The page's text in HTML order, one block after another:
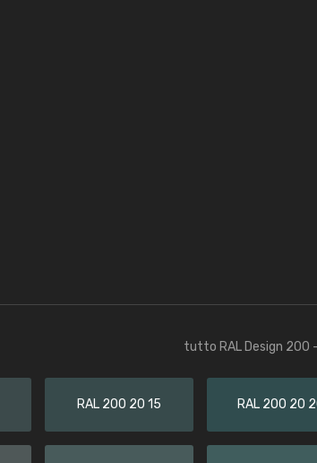
tutto RAL Design 200
RAL 200 20 15 RAL 200 20